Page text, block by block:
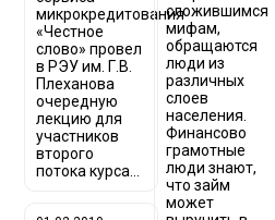
микрокредитования
«Честное
слово» провел
в РЭУ им. Г.В.
Плеханова
очередную
лекцию для
участников
второго
потока курса...
сложившимся
мифам,
обращаются
люди из
различных
слоев
населения.
Финансово
грамотные
люди знают,
что займ
может